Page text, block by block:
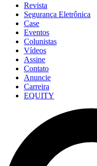
Revista
Segurança Eletrônica
Case
Eventos
Colunistas
Vídeos
Assine
Contato
Anuncie
Carreira
EQUITY